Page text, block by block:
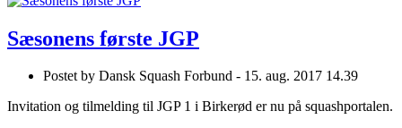
Sæsonens første JGP
Postet by Dansk Squash Forbund - 15. aug. 2017 14.39
Invitation og tilmelding til JGP 1 i Birkerød er nu på squashportalen.